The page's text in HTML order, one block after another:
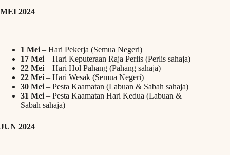
MEI 2024
1 Mei – Hari Pekerja (Semua Negeri)
17 Mei – Hari Keputeraan Raja Perlis (Perlis sahaja)
22 Mei – Hari Hol Pahang (Pahang sahaja)
22 Mei – Hari Wesak (Semua Negeri)
30 Mei – Pesta Kaamatan (Labuan & Sabah sahaja)
31 Mei – Pesta Kaamatan Hari Kedua (Labuan &
Sabah sahaja)
JUN 2024